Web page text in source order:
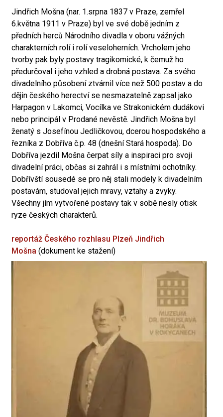
Jindřich Mošna (nar. 1.srpna 1837 v Praze, zemřel
6.května 1911 v Praze) byl ve své době jedním z
předních herců Národního divadla v oboru vážných
charakterních rolí i rolí veseloherních. Vrcholem jeho
tvorby pak byly postavy tragikomické, k čemuž ho
předurčoval i jeho vzhled a drobná postava. Za svého
divadelního působení ztvárnil více než 500 postav a do
dějin českého herectví se nesmazatelně zapsal jako
Harpagon v Lakomci, Vocílka ve Strakonickém dudákovi
nebo principál v Prodané nevěstě. Jindřich Mošna byl
ženatý s Josefínou Jedličkovou, dcerou hospodského a
řezníka z Dobříva č.p. 48 (dnešní Stará hospoda). Do
Dobříva jezdil Mošna čerpat síly a inspiraci pro svoji
divadelní práci, občas si zahrál i s místními ochotníky.
Dobřívští sousedé se pro něj stali modely k divadelním
postavám, studoval jejich mravy, vztahy a zvyky.
Všechny jím vytvořené postavy tak v sobě nesly otisk
ryze českých charakterů.
reportáž Českého rozhlasu Plzeň Jindřich
Mošna (dokument ke stažení)